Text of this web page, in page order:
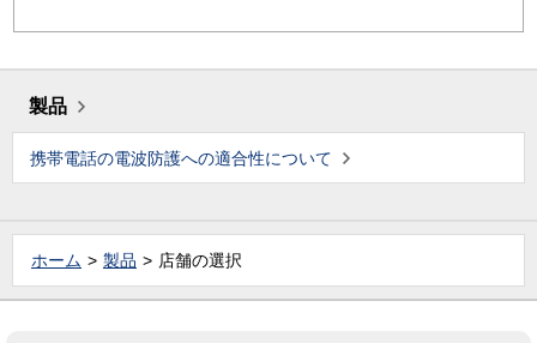
製品
携帯電話の電波防護への適合性について
ホーム 製品 店舗の選択